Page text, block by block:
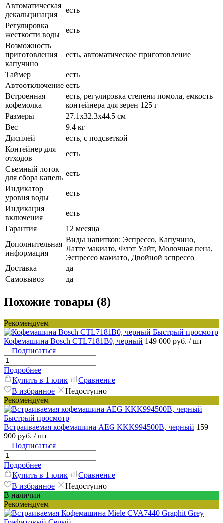
Автоматическая
декальцинация
есть
Регулировка
жесткости воды
есть
Возможность
приготовления
капучино
есть, автоматическое приготовление
Таймер
есть
Автоотключение есть
Встроенная
кофемолка
есть, регулировка степени помола, емкость
контейнера для зерен 125 г
Размеры
27.1x32.3x44.5 см
Вес
9.4 кг
Дисплей
есть, с подсветкой
Контейнер для
отходов
есть
Съемный лоток
для сбора капель
есть
Индикатор
уровня воды
есть
Индикация
включения
есть
Гарантия
12 месяца
Дополнительная
информация
Виды напитков: Эспрессо, Капучино,
Латте макиато, Флэт Уайт, Молочная пена,
Эспрессо макиато, Двойной эспрессо
Доставка
да
Самовывоз
да
Похожие товары (8)
Рекомендуем
Быстрый просмотр
Кофемашина Bosch CTL7181B0, черный 149 000 руб. / шт
Подписаться
Подробнее
Купить в 1 клик
Сравнение
В избранное
Недоступно
Рекомендуем
Быстрый просмотр
Встраиваемая кофемашина AEG KKK994500B, черный 159
900 руб. / шт
Подписаться
Подробнее
Купить в 1 клик
Сравнение
В избранное
Недоступно
В наличии
Рекомендуем